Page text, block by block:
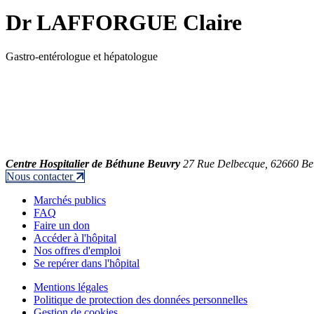
Dr LAFFORGUE Claire
Gastro-entérologue et hépatologue
Centre Hospitalier de Béthune Beuvry 27 Rue Delbecque, 62660
Nous contacter
Marchés publics
FAQ
Faire un don
Accéder à l'hôpital
Nos offres d'emploi
Se repérer dans l'hôpital
Mentions légales
Politique de protection des données personnelles